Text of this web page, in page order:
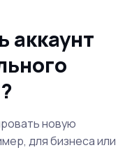
аккаунт
новую
для бизнеса или